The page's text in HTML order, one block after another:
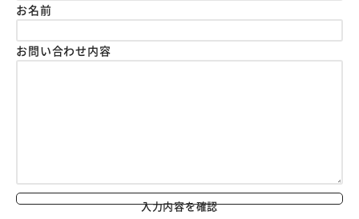
お名前
お問い合わせ内容
入力内容を確認